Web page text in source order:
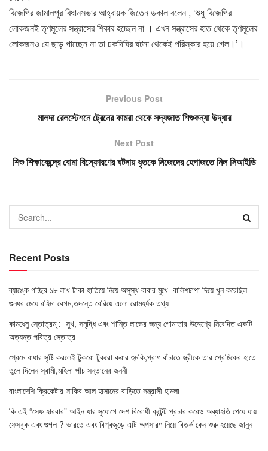
বিজেপির জামালপুর বিধানসভার আহ্বায়ক জিতেন ডকাল বলেন , ‘শুধু বিজেপির
লোকজনই তৃণমূলের সন্ত্রাসের শিকার হচ্ছেন না । এখন সন্ত্রাসের হাত থেকে তৃণমূলের
লোকজনও যে ছাড় পাচ্ছেন না তা চকদিঘির ঘটনা থেকেই পরিস্কার হয়ে গেল।’।
Previous Post
মালদা রেলস্টেশনে ট্রেনের কামরা থেকে সদ্যজাত শিশুকন্যা উদ্ধার
Next Post
শিশু শিক্ষাকেন্দ্রে বোমা বিস্ফোরণের ঘটনায় ধৃতকে নিজেদের হেপাজতে নিল সিআইডি
Recent Posts
ব্যাঙ্কে গচ্ছির ১৮ লাখ টাকা হাতিয়ে নিয়ে অসুস্থ বাবার মুখে বালিশচাপা দিয়ে খুন করেছিল
গুনধর মেয়ে রহিমা বেগম,তদন্তে বেরিয়ে এলো রোমহর্ষক তথ্য
কামধেনু স্তোত্রম্ : সুখ, সমৃদ্ধি এবং শান্তি লাভের জন্য গোমাতার উদ্দেশ্যে নিবেদিত একটি
অত্যন্ত পবিত্র স্তোত্র
প্রেমে বাধার সৃষ্টি করলেই টুকরো টুকরো করার হুমকি,প্রাণ বাঁচাতে স্ত্রীকে তার প্রেমিকের হাতে
তুলে দিলেন স্বামী,মহিলা পাঁচ সন্তানের জননী
বাংলাদেশি ক্রিকেটার সাকিব আল হাসানের বাড়িতে সন্ত্রাসী হামলা
কি এই “সেফ হারবার” আইন যার সুযোগে দেশ বিরোধী কন্টেন্ট প্রচার করেও অব্যাহতি পেয়ে যায়
ফেসবুক এবং গুগল ? ভারতে এবং বিশ্বজুড়ে এটি অপসারণ নিয়ে বিতর্ক কেন শুরু হয়েছে জানুন